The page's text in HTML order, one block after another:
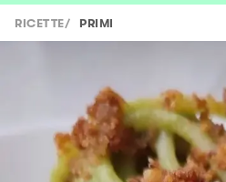
RICETTE/ PRIMI